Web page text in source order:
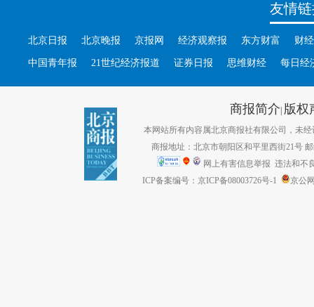
友情
北京日报 北京晚报 京报网 经济观察报 东方财富 财
中国青年报 21世纪经济报道 证券日报 思维财经 每日经
商报简介| 版权
本网站所有内容属北京商报社有限公司，未经
商报地址：北京市朝阳区和平里西街21号
网上有害信息举报 违法和不
ICP备案编号：京ICP备08003726号-1
京公